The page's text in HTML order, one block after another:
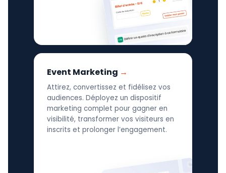
Event Marketing
Attirez, convertissez et fidélisez vos
audiences. Déployez un dispositif
marketing complet pour gagner en
visibilité, transformer vos visiteurs en
inscrits et prolonger l’engagement.